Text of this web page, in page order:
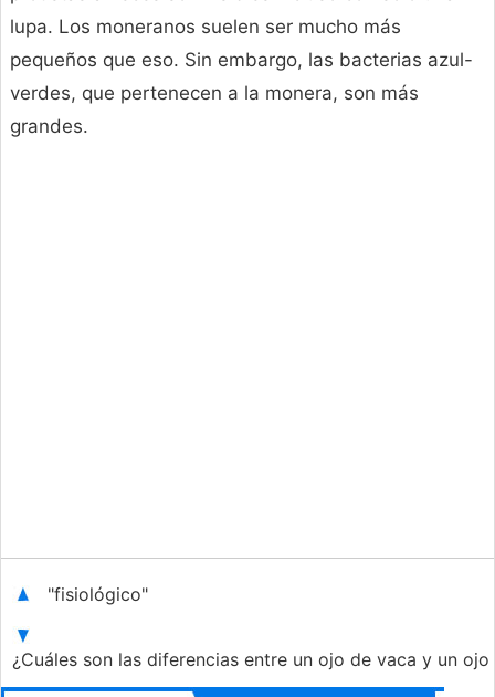
lupa. Los moneranos suelen ser mucho más
pequeños que eso. Sin embargo, las bacterias azul-
verdes, que pertenecen a la monera, son más
grandes.
"fisiológico"
¿Cuáles son las diferencias entre un ojo de vaca y un